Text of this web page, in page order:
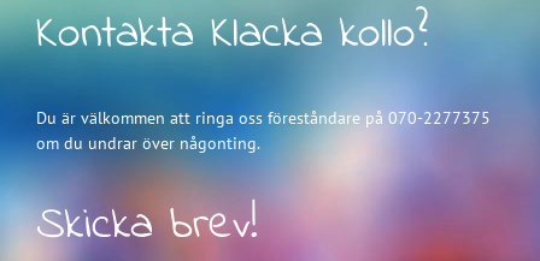
Kontakta Klacka kollo?
Du är välkommen att ringa oss föreståndare på 070-2277375
om du undrar över någonting.
Skicka brev!